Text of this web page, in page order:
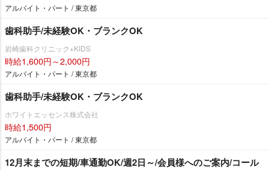
アルバイト・パート / 東京都
歯科助手/未経験OK・ブランクOK
崎歯科クリニック+KIDS
時給1,600円～2,000円
アルバイト・パート / 東京都
歯科助手/未経験OK・ブランクOK
ホワイトエッセンス株式会社
時給1,500円
アルバイト・パート / 東京都
12月末までの短期/車通勤OK/週2日～/会員様へのご案内/コール